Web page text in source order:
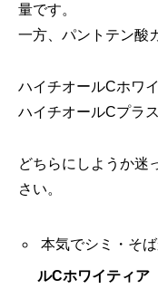
量です。
一方、パントテン酸
ハイチオールCホ
ハイチオールC
どちらにしようか迷
さい。
本気でシミ・そ
ルCホワイティア